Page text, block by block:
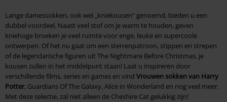
Lange damessokken, ook wel „kniekousen“ genoemd, bieden u een
dubbel voordeel. Naast veel stof om je warm te houden, geven
kniehoge broeken je veel ruimte voor enge, leuke en supercoole
ontwerpen. Of het nu gaat om een sterrenpatroon, stippen en strepen
of de legendarische figuren uit The Nightmare Before Christmas, je
kousen zullen in het middelpunt staan! Laat u inspireren door
verschillende films, series en games en vind Vrouwen sokken van Harry
Potter, Guardians Of The Galaxy, Alice in Wonderland en nog veel meer.
Met deze selectie, zal niet alleen de Cheshire Cat gelukkig zijn!